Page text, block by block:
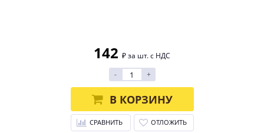
142 ₽ за шт. с НДС
-
+
В КОРЗИНУ
СРАВНИТЬ ОТЛОЖИТЬ